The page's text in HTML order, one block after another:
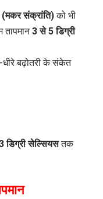
(मकर संक्रांति)को भी
तापमान3 से 5 डिग्री
धीरे बढ़ोतरी के संकेत
सेल्सियसतक